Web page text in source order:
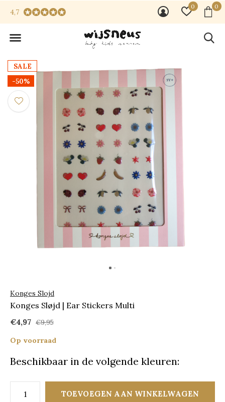
0 0
4,7
SALE
-50%
Konges Slojd
Konges Sløjd | Ear Stickers Multi
€4,97 €9,95
Op voorraad
Beschikbaar in de volgende kleuren:
TOEVOEGEN AAN WINKELWAGEN